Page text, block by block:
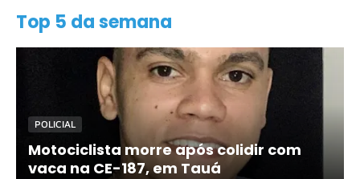
Top 5 da semana
POLICIAL
Motociclista morre após colidir com
vaca na CE-187, em Tauá